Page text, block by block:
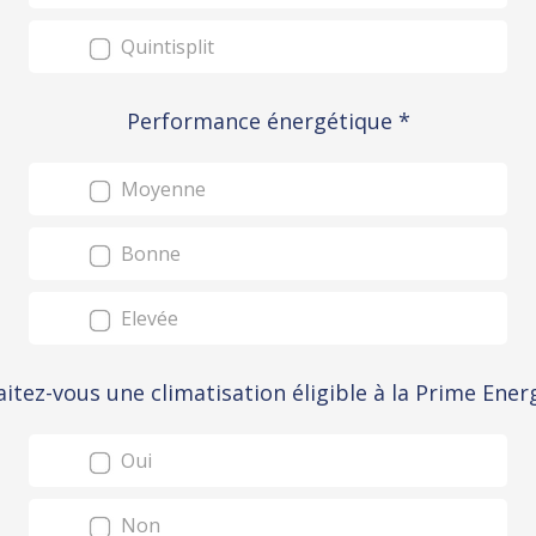
Quintisplit
Performance énergétique *
Moyenne
Bonne
Elevée
vous une climatisation éligible à la Prime
Oui
Non